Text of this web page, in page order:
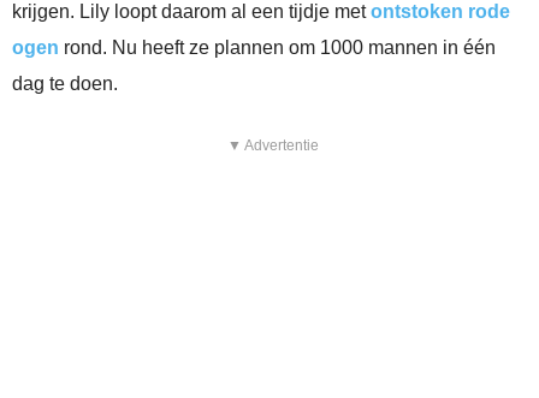
krijgen. Lily loopt daarom al een tijdje metontstoken rode
ogen rond. Nu heeft ze plannen om 1000 mannen in één
dag te doen.
▼ Advertentie